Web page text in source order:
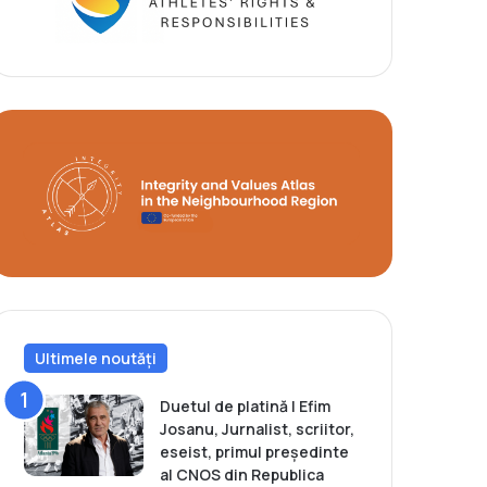
Ultimele noutăți
Duetul de platină | Efim
Josanu, Jurnalist, scriitor,
eseist, primul președinte
al CNOS din Republica